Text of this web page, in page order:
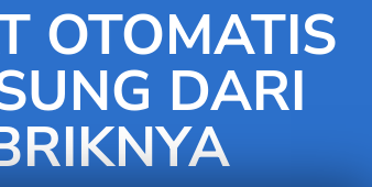
OTOMATIS
DARI